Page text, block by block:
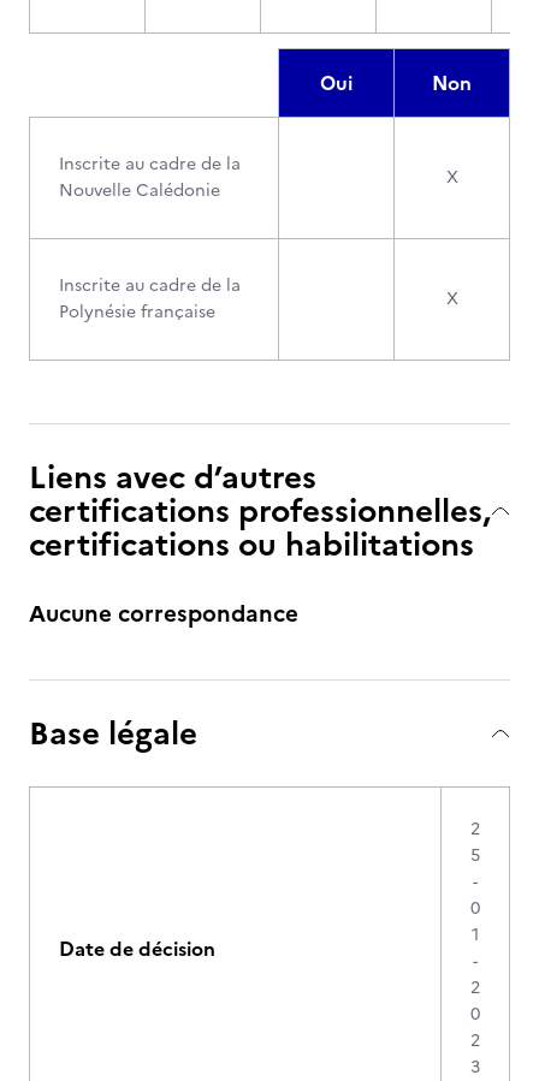
Oui Non
Inscrite au cadre de la
Nouvelle Calédonie
X
Inscrite au cadre de la
Polynésie française
X
Liens avec d’autres
certifications professionnelles,
certifications ou habilitations
Aucune correspondance
Base légale
Date de décision
2
5
-
0
1
-
2
0
2
3